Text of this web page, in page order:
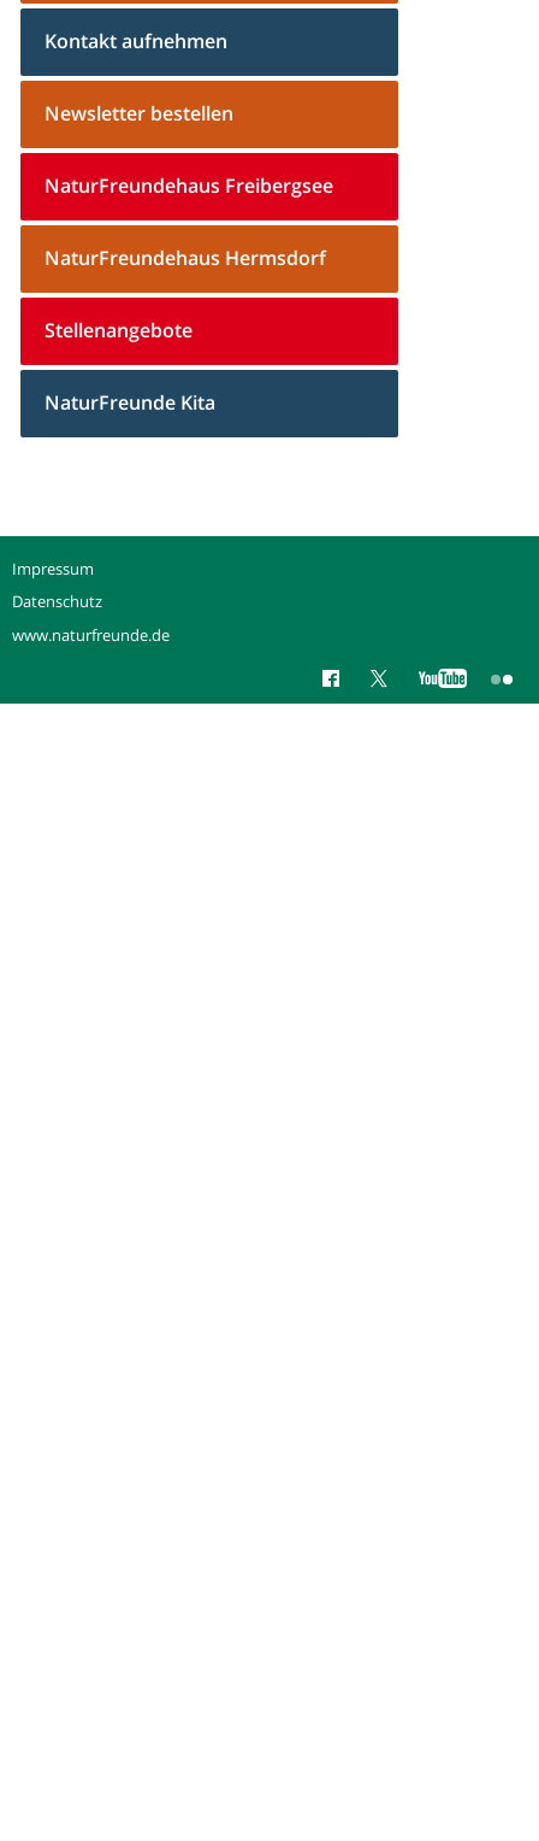
Kontakt aufnehmen
Newsletter bestellen
NaturFreundehaus Freibergsee
NaturFreundehaus Hermsdorf
Stellenangebote
NaturFreunde Kita
Impressum
Datenschutz
www.naturfreunde.de